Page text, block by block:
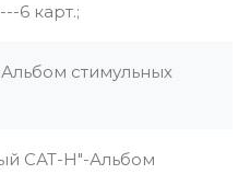
6 карт.;
стимульных
САТ-Н"-Альбом